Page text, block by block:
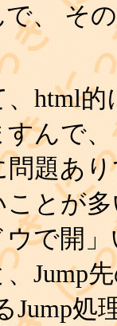
、 そ
html的
んで
題あ
とが
ウで開
Jump
Jump